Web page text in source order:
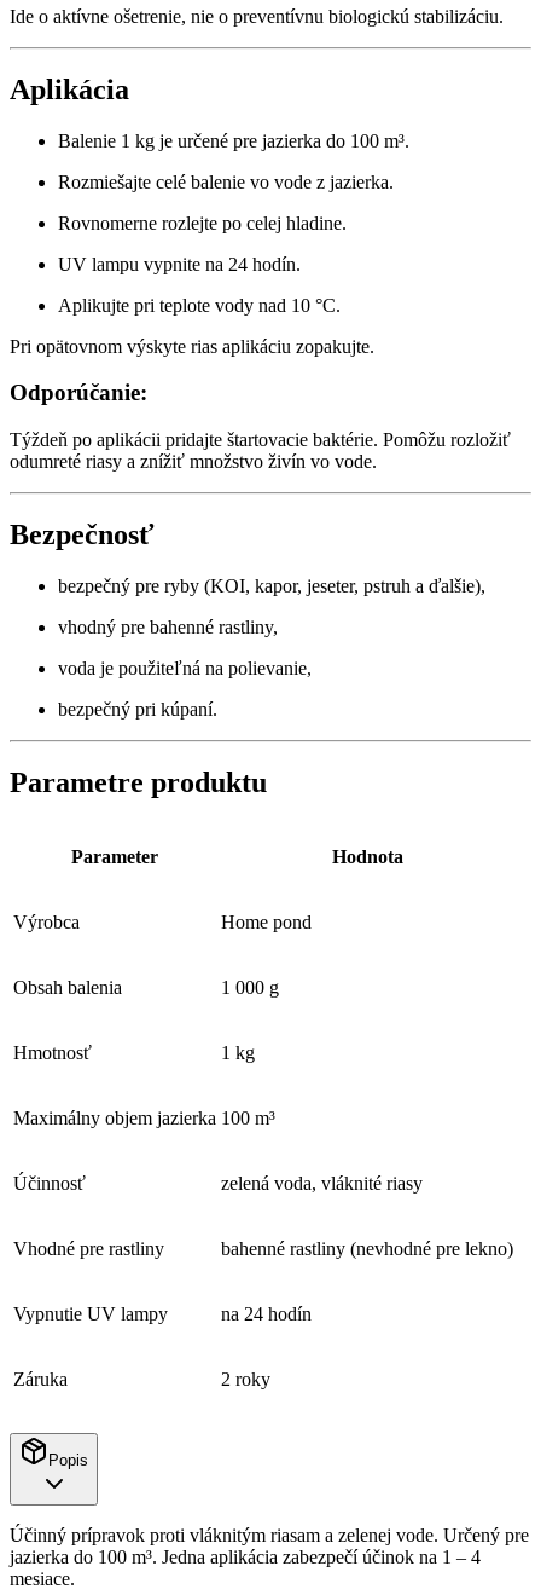
Ide o aktívne ošetrenie, nie o preventívnu biologickú stabilizáciu.
Aplikácia
Balenie 1 kg je určené pre jazierka do 100 m³.
Rozmiešajte celé balenie vo vode z jazierka.
Rovnomerne rozlejte po celej hladine.
UV lampu vypnite na 24 hodín.
Aplikujte pri teplote vody nad 10 °C.
Pri opätovnom výskyte rias aplikáciu zopakujte.
Odporúčanie:
Týždeň po aplikácii pridajte štartovacie baktérie. Pomôžu rozložiť
odumreté riasy a znížiť množstvo živín vo vode.
Bezpečnosť
bezpečný pre ryby (KOI, kapor, jeseter, pstruh a ďalšie),
vhodný pre bahenné rastliny,
voda je použiteľná na polievanie,
bezpečný pri kúpaní.
Parametre produktu
Parameter Hodnota
Výrobca Home pond
Obsah balenia 1 000 g
Hmotnosť 1 kg
Maximálny objem jazierka 100 m³
Účinnosť zelená voda, vláknité riasy
Vhodné pre rastliny bahenné rastliny (nevhodné pre lekno)
Vypnutie UV lampy na 24 hodín
Záruka 2 roky
Popis
Účinný prípravok proti vláknitým riasam a zelenej vode. Určený pre
jazierka do 100 m³. Jedna aplikácia zabezpečí účinok na 1 – 4
mesiace.